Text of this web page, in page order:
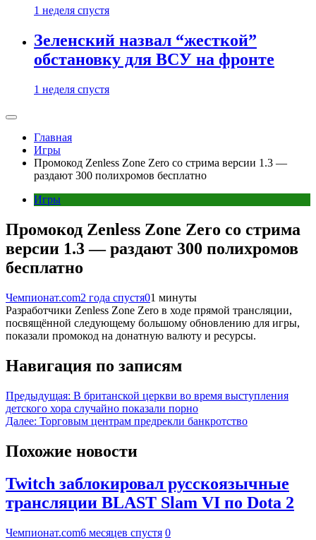
1 неделя спустя
Зеленский назвал “жесткой”
обстановку для ВСУ на фронте
1 неделя спустя
Главная
Игры
Промокод Zenless Zone Zero со стрима версии 1.3 —
раздают 300 полихромов бесплатно
Игры
Промокод Zenless Zone Zero со стрима
версии 1.3 — раздают 300 полихромов
бесплатно
Чемпионат.com2 года спустя01 минуты
Разработчики Zenless Zone Zero в ходе прямой трансляции,
посвящённой следующему большому обновлению для игры,
показали промокод на донатную валюту и ресурсы.
Навигация по записям
Предыдущая: В британской церкви во время выступления
детского хора случайно показали порно
Далее: Торговым центрам предрекли банкротство
Похожие новости
Twitch заблокировал русскоязычные
трансляции BLAST Slam VI по Dota 2
Чемпионат.com6 месяцев спустя 0